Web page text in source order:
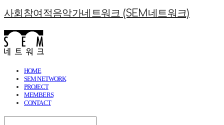
사회참여적음악가네트워크 (SEM네트워크)
HOME
SEM NETWORK
PROJECT
MEMBERS
CONTACT